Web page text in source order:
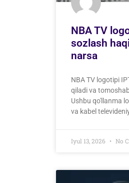
NBA TV
sozlash
narsa
NBA TV logotipi
qiladi va
Ushbu qo'llanma
va kabel
Iyul 13, 2026 No